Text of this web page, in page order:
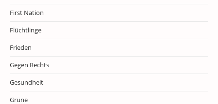
First Nation
Flüchtlinge
Frieden
Gegen Rechts
Gesundheit
Grüne